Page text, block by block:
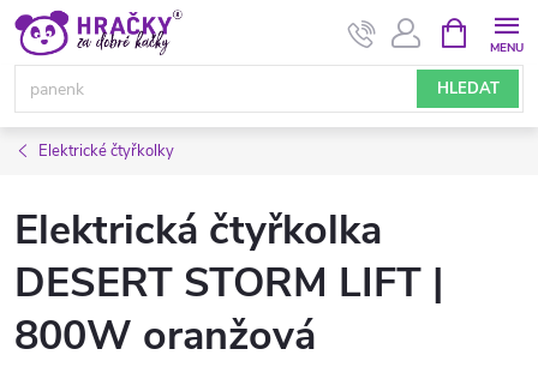
Přejít
obsah
HLEDAT
NÁKUPNÍ
KOŠÍK
Elektrické čtyřkolky
Elektrická čtyřkolka
DESERT STORM LIFT |
800W oranžová